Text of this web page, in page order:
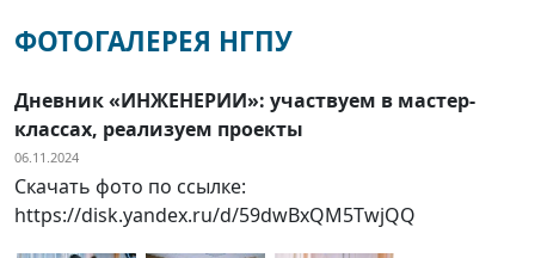
ФОТОГАЛЕРЕЯ НГПУ
Дневник «ИНЖЕНЕРИИ»: участвуем в мастер-
классах, реализуем проекты
06.11.2024
Скачать фото по ссылке:
https://disk.yandex.ru/d/59dwBxQM5TwjQQ